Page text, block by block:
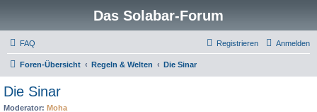
Das Solabar-Forum
FAQ Anmelden
Registrieren
Foren-Übersicht Regeln & Welten Die Sinar
Die Sinar
Moderator: Moha